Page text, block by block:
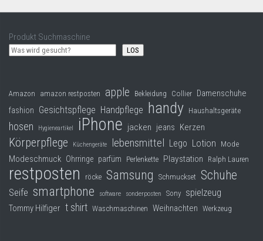
Produkt Suchmaschine
LOS
Amazon amazon restposten apple Bekleidung Collier Damenschuhe
fashion Gesichtspflege Handpflege handy Haushaltsgeräte
hosen Hygieneartikel iPhone jacken jeans Kerzen
Körperpflege Küchengeräte lebensmittel Lego Lotion Mode
Modeschmuck Ohrringe parfüm Perlenkette Playstation Ralph Lauren
restposten röcke Samsung Schmuckset Schuhe
Seife smartphone software sonderposten Sony spielzeug
Tommy Hilfiger t shirt Waschmaschinen Weihnachten Werkzeug